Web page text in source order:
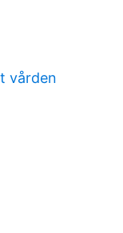
vården